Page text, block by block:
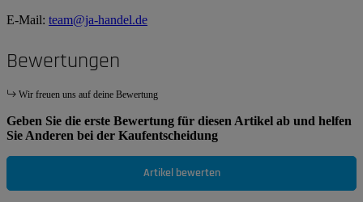
E-Mail: team@ja-handel.de
Bewertungen
Wir freuen uns auf deine Bewertung
Geben Sie die erste Bewertung für diesen Artikel ab und helfen
Sie Anderen bei der Kaufentscheidung
Artikel bewerten